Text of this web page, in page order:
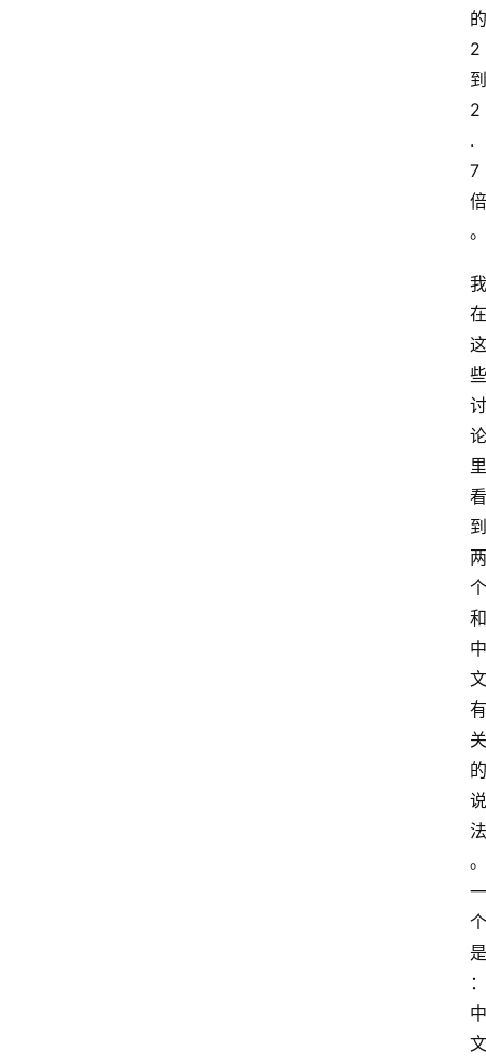
的
2
到
2
.
7
倍
。
我
在
这
些
讨
论
里
看
到
两
个
和
中
文
有
关
的
说
法
。
一
个
是
：
中
文